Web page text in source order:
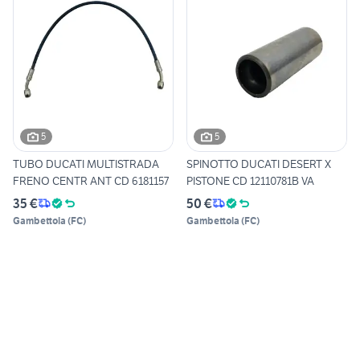
5
TUBO DUCATI MULTISTRADA
FRENO CENTR ANT CD 6181157
35 €
Gambettola (FC)
5
SPINOTTO DUCATI DESERT X
PISTONE CD 12110781B VA
50 €
Gambettola (FC)